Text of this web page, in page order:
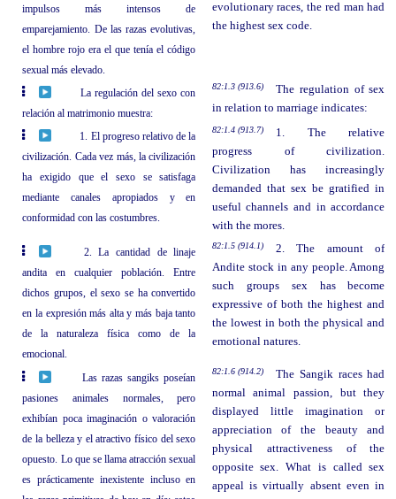
impulsos más intensos de
emparejamiento. De las razas evolutivas,
el hombre rojo era el que tenía el código
sexual más elevado.
evolutionary races, the red man had
the highest sex code.
La regulación del sexo con
relación al matrimonio muestra:
82:1.3 (913.6)
The regulation of sex
in relation to marriage indicates:
1. El progreso relativo de la
civilización. Cada vez más, la civilización
ha exigido que el sexo se satisfaga
mediante canales apropiados y en
conformidad con las costumbres.
82:1.4 (913.7)
1. The relative
progress of civilization.
Civilization has increasingly
demanded that sex be gratified in
useful channels and in accordance
with the mores.
2. La cantidad de linaje
andita en cualquier población. Entre
dichos grupos, el sexo se ha convertido
en la expresión más alta y más baja tanto
de la naturaleza física como de la
emocional.
82:1.5 (914.1)
2. The amount of
Andite stock in any people. Among
such groups sex has become
expressive of both the highest and
the lowest in both the physical and
emotional natures.
Las razas sangiks poseían
pasiones animales normales, pero
exhibían poca imaginación o valoración
de la belleza y el atractivo físico del sexo
opuesto. Lo que se llama atracción sexual
es prácticamente inexistente incluso en
82:1.6 (914.2)
The Sangik races had
normal animal passion, but they
displayed little imagination or
appreciation of the beauty and
physical attractiveness of the
opposite sex. What is called sex
appeal is virtually absent even in